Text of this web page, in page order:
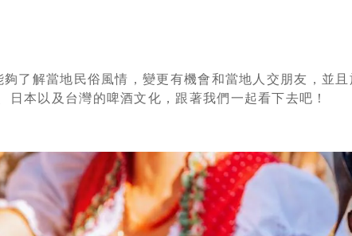
了解當地民俗風情，變更有機會和當地人交朋友，並且
本以及台灣的啤酒文化，跟著我們一起看下去吧！